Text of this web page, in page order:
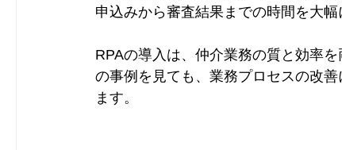
申込みから審査結果までの時間を大
RPAの導入は、仲介業務の質と効率
の事例を見ても、業務プロセスの改
ます。